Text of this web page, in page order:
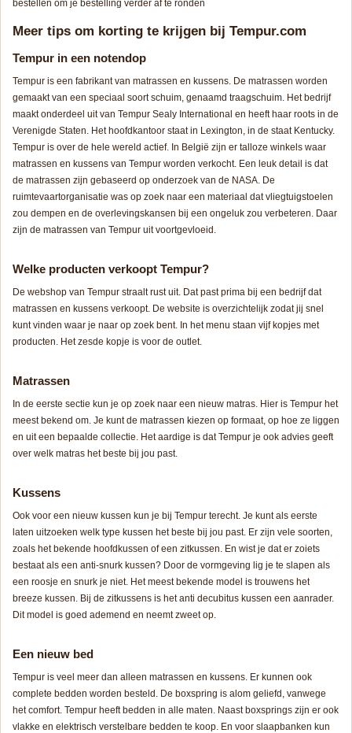
bestellen om je bestelling verder af te ronden
Meer tips om korting te krijgen bij Tempur.com
Tempur in een notendop
Tempur is een fabrikant van matrassen en kussens. De matrassen worden
gemaakt van een speciaal soort schuim, genaamd traagschuim. Het bedrijf
maakt onderdeel uit van Tempur Sealy International en heeft haar roots in de
Verenigde Staten. Het hoofdkantoor staat in Lexington, in de staat Kentucky.
Tempur is over de hele wereld actief. In België zijn er talloze winkels waar
matrassen en kussens van Tempur worden verkocht. Een leuk detail is dat
de matrassen zijn gebaseerd op onderzoek van de NASA. De
ruimtevaartorganisatie was op zoek naar een materiaal dat vliegtuigstoelen
zou dempen en de overlevingskansen bij een ongeluk zou verbeteren. Daar
zijn de matrassen van Tempur uit voortgevloeid.
Welke producten verkoopt Tempur?
De webshop van Tempur straalt rust uit. Dat past prima bij een bedrijf dat
matrassen en kussens verkoopt. De website is overzichtelijk zodat jij snel
kunt vinden waar je naar op zoek bent. In het menu staan vijf kopjes met
producten. Het zesde kopje is voor de outlet.
Matrassen
In de eerste sectie kun je op zoek naar een nieuw matras. Hier is Tempur het
meest bekend om. Je kunt de matrassen kiezen op formaat, op hoe ze liggen
en uit een bepaalde collectie. Het aardige is dat Tempur je ook advies geeft
over welk matras het beste bij jou past.
Kussens
Ook voor een nieuw kussen kun je bij Tempur terecht. Je kunt als eerste
laten uitzoeken welk type kussen het beste bij jou past. Er zijn vele soorten,
zoals het bekende hoofdkussen of een zitkussen. En wist je dat er zoiets
bestaat als een anti-snurk kussen? Door de vormgeving lig je te slapen als
een roosje en snurk je niet. Het meest bekende model is trouwens het
breeze kussen. Bij de zitkussens is het anti decubitus kussen een aanrader.
Dit model is goed ademend en neemt zweet op.
Een nieuw bed
Tempur is veel meer dan alleen matrassen en kussens. Er kunnen ook
complete bedden worden besteld. De boxspring is alom geliefd, vanwege
het comfort. Tempur heeft bedden in alle maten. Naast boxsprings zijn er ook
vlakke en elektrisch verstelbare bedden te koop. En voor slaapbanken kun